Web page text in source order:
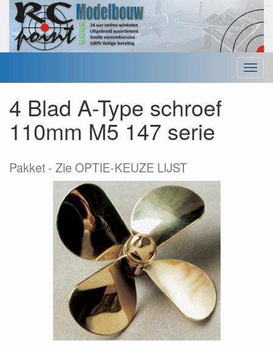
Menu
4 Blad A-Type schroef
110mm M5 147 serie
Pakket Zie OPTIE-KEUZE LIJST